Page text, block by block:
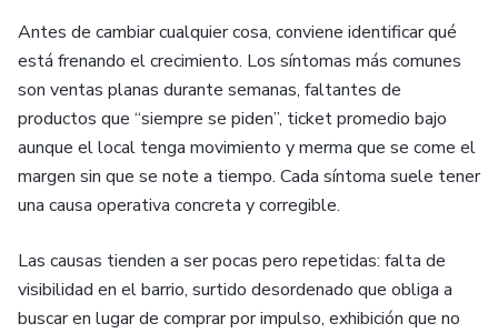
Antes de cambiar cualquier cosa, conviene identificar qué
está frenando el crecimiento. Los síntomas más comunes
son ventas planas durante semanas, faltantes de
productos que “siempre se piden”, ticket promedio bajo
aunque el local tenga movimiento y merma que se come el
margen sin que se note a tiempo. Cada síntoma suele tener
una causa operativa concreta y corregible.
Las causas tienden a ser pocas pero repetidas: falta de
visibilidad en el barrio, surtido desordenado que obliga a
buscar en lugar de comprar por impulso, exhibición que no